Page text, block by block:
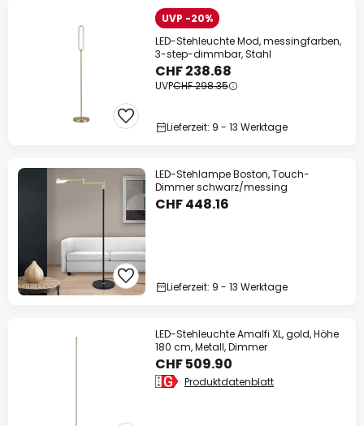
UVP -20%
LED-Stehleuchte Mod, messingfarben,
3-step-dimmbar, Stahl
CHF 238.68
UVPCHF 298.35
Lieferzeit: 9 - 13 Werktage
LED-Stehlampe Boston, Touch-
Dimmer schwarz/messing
CHF 448.16
Lieferzeit: 9 - 13 Werktage
LED-Stehleuchte Amalfi XL, gold, Höhe
180 cm, Metall, Dimmer
CHF 509.90
Produktdatenblatt